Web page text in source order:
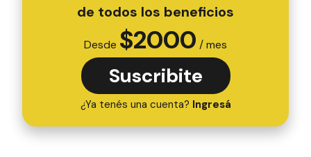
de todos los beneficios
Desde $2000 / mes
Suscribite
¿Ya tenés una cuenta? Ingresá